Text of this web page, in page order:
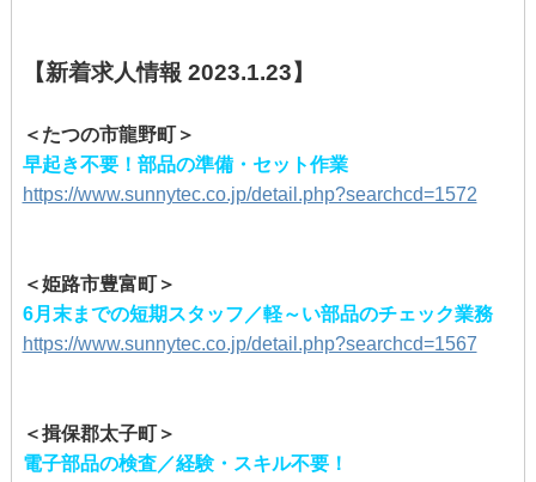
【新着求人情報 2023.1.23】
＜たつの市龍野町＞
早起き不要！部品の準備・セット作業
https://www.sunnytec.co.jp/detail.php?searchcd=1572
＜姫路市豊富町＞
6月末までの短期スタッフ／軽～い部品のチェック業務
https://www.sunnytec.co.jp/detail.php?searchcd=1567
＜揖保郡太子町＞
電子部品の検査／経験・スキル不要！